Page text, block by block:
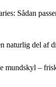
Sådan
naturlig del af
mundskyl –